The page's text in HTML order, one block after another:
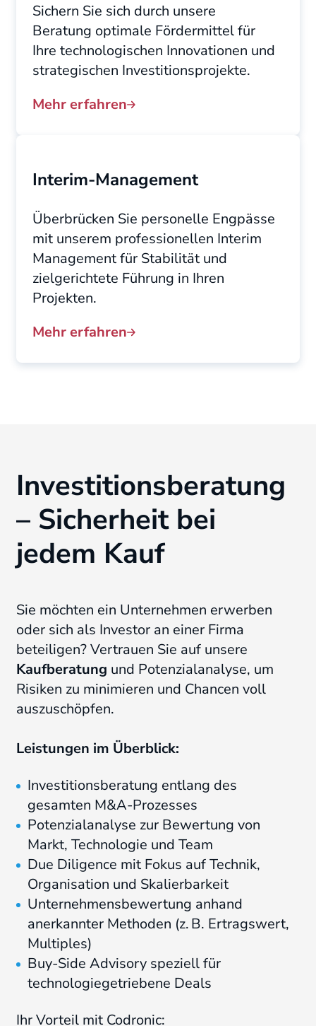
Sichern Sie sich durch unsere
Beratung optimale Fördermittel für
Ihre technologischen Innovationen und
strategischen Investitionsprojekte.
Mehr erfahren
Interim-Management
Überbrücken Sie personelle Engpässe
mit unserem professionellen Interim
Management für Stabilität und
zielgerichtete Führung in Ihren
Projekten.
Mehr erfahren
Investitionsberatung
– Sicherheit bei
jedem Kauf
Sie möchten ein Unternehmen erwerben
oder sich als Investor an einer Firma
beteiligen? Vertrauen Sie auf unsere
Kaufberatung und Potenzialanalyse, um
Risiken zu minimieren und Chancen voll
auszuschöpfen.
Leistungen im Überblick:
Investitionsberatung entlang des
gesamten M&A-Prozesses
Potenzialanalyse zur Bewertung von
Markt, Technologie und Team
Due Diligence mit Fokus auf Technik,
Organisation und Skalierbarkeit
Unternehmensbewertung anhand
anerkannter Methoden (z. B. Ertragswert,
Multiples)
Buy-Side Advisory speziell für
technologiegetriebene Deals
Ihr Vorteil mit Codronic: